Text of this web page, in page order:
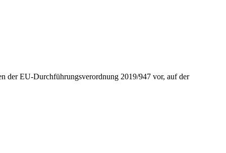
der EU-Durchführungsverordnung 2019/947 vor, auf der